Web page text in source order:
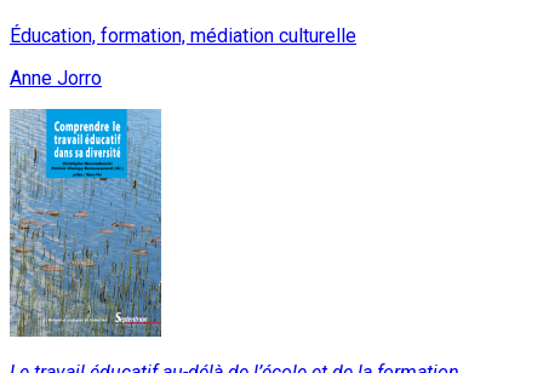
Éducation, formation, médiation culturelle
Anne Jorro